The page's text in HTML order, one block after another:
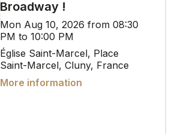
Broadway !
Mon Aug 10, 2026 from 08:30
PM to 10:00 PM
Église Saint-Marcel, Place
Saint-Marcel, Cluny, France
More information